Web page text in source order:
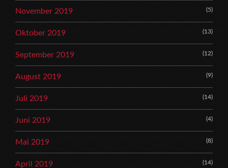
November 2019 (5)
Oktober 2019 (13)
September 2019 (12)
August 2019 (9)
Juli 2019 (14)
Juni 2019 (4)
Mai 2019 (8)
April 2019 (14)